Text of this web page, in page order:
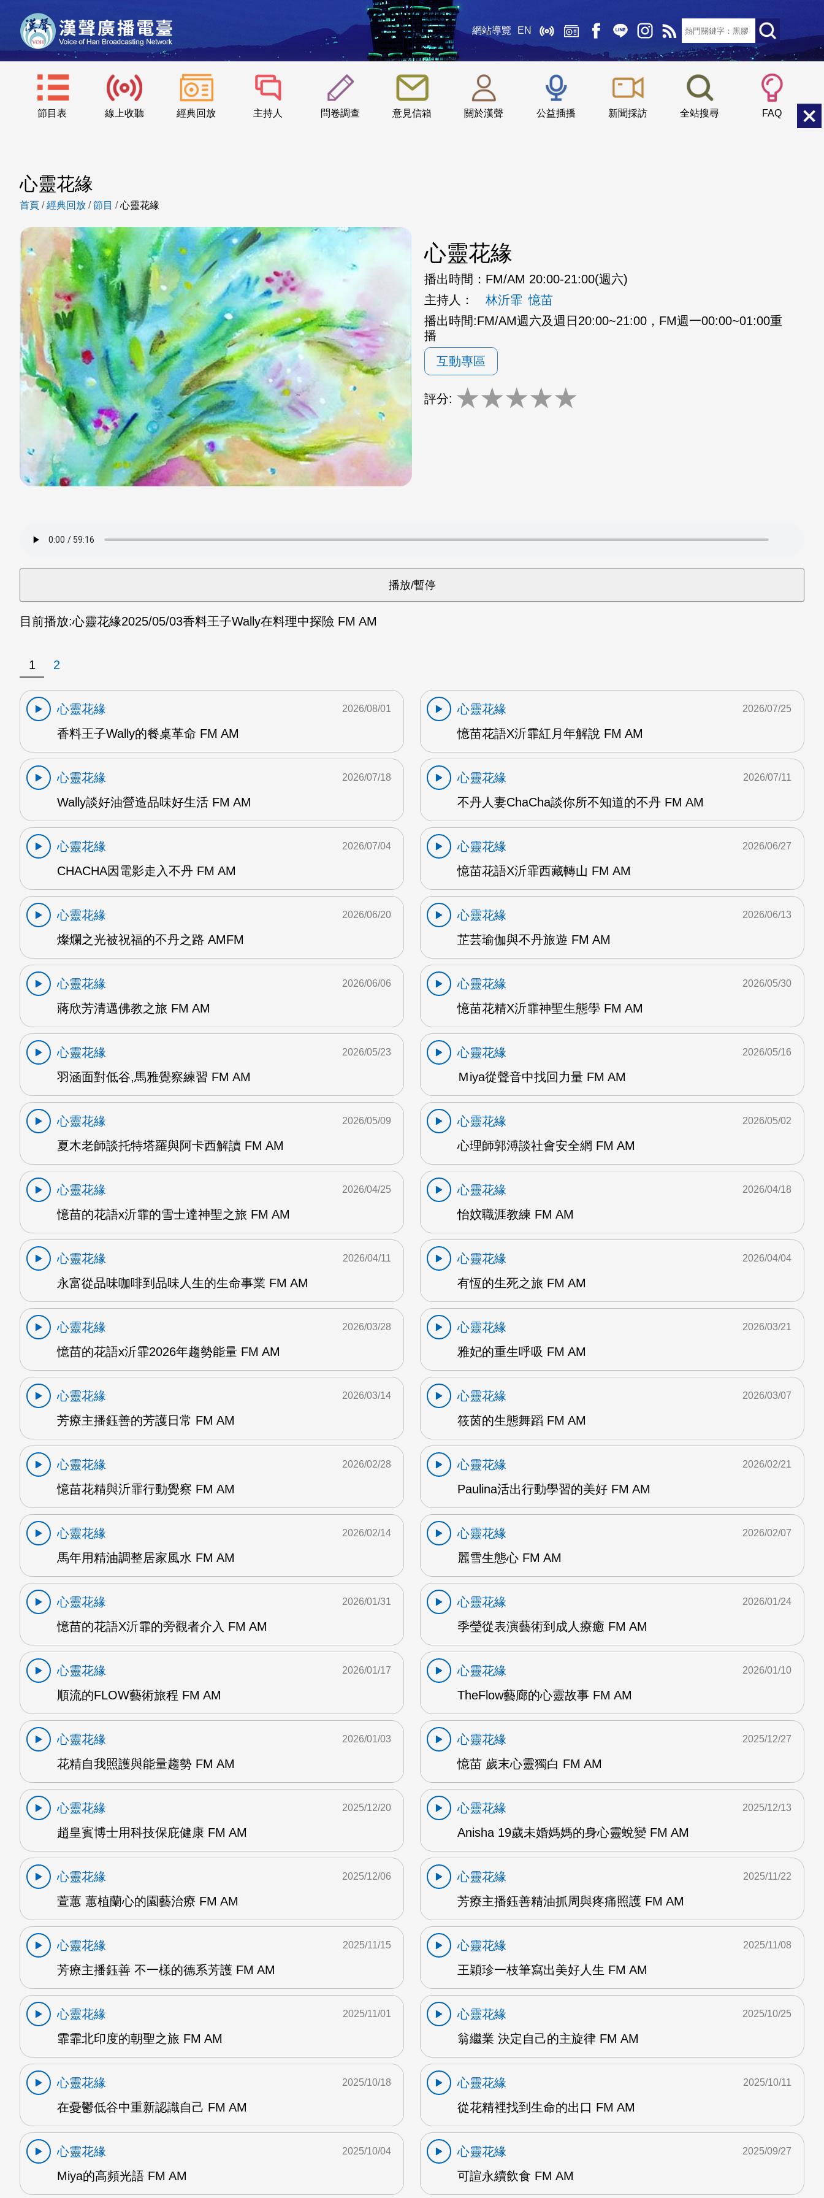
網站導覽 EN
節目表 線上收聽 經典回放 主持人 問卷調查 意見信箱 關於漢聲 公益插播 新聞採訪 全站搜尋 FAQ
::: 小 中
心靈花緣
首頁 /經典回放 /節目 /心靈花緣
心靈花緣
播出時間： FM/AM 20:00-21:00(週六)
主持人：
林沂霏 憶苗
播出時間:FM/AM週六及週日20:00~21:00，FM週一00:00~01:00重
播
互動專區
評分: ★★★★★
目前播放:心靈花緣2025/05/03香料王子Wally在料理中探險 FM AM
1 2
心靈花緣
香料王子Wally的餐桌革命 FM AM
2026/08/01
心靈花緣
憶苗花語X沂霏紅月年解說 FM AM
2026/07/25
心靈花緣
Wally談好油營造品味好生活 FM AM
2026/07/18
心靈花緣
不丹人妻ChaCha談你所不知道的不丹 FM AM
2026/07/11
心靈花緣
CHACHA因電影走入不丹 FM AM
2026/07/04
心靈花緣
憶苗花語X沂霏西藏轉山 FM AM
2026/06/27
心靈花緣
燦爛之光被祝福的不丹之路 AMFM
2026/06/20
心靈花緣
芷芸瑜伽與不丹旅遊 FM AM
2026/06/13
心靈花緣
蔣欣芳清邁佛教之旅 FM AM
2026/06/06
心靈花緣
憶苗花精X沂霏神聖生態學 FM AM
2026/05/30
心靈花緣
羽涵面對低谷,馬雅覺察練習 FM AM
2026/05/23
心靈花緣
Ｍiya從聲音中找回力量 FM AM
2026/05/16
心靈花緣
夏木老師談托特塔羅與阿卡西解讀 FM AM
2026/05/09
心靈花緣
心理師郭溥談社會安全網 FM AM
2026/05/02
心靈花緣
憶苗的花語x沂霏的雪士達神聖之旅 FM AM
2026/04/25
心靈花緣
怡妏職涯教練 FM AM
2026/04/18
心靈花緣
永富從品味咖啡到品味人生的生命事業 FM AM
2026/04/11
心靈花緣
有恆的生死之旅 FM AM
2026/04/04
心靈花緣
憶苗的花語x沂霏2026年趨勢能量 FM AM
2026/03/28
心靈花緣
雅妃的重生呼吸 FM AM
2026/03/21
心靈花緣
芳療主播鈺善的芳護日常 FM AM
2026/03/14
心靈花緣
筱茵的生態舞蹈 FM AM
2026/03/07
心靈花緣
憶苗花精與沂霏行動覺察 FM AM
2026/02/28
心靈花緣
Paulina活出行動學習的美好 FM AM
2026/02/21
心靈花緣
馬年用精油調整居家風水 FM AM
2026/02/14
心靈花緣
麗雪生態心 FM AM
2026/02/07
心靈花緣
憶苗的花語X沂霏的旁觀者介入 FM AM
2026/01/31
心靈花緣
季瑩從表演藝術到成人療癒 FM AM
2026/01/24
心靈花緣
順流的FLOW藝術旅程 FM AM
2026/01/17
心靈花緣
TheFlow藝廊的心靈故事 FM AM
2026/01/10
心靈花緣
花精自我照護與能量趨勢 FM AM
2026/01/03
心靈花緣
憶苗 歲末心靈獨白 FM AM
2025/12/27
心靈花緣
趙皇賓博士用科技保庇健康 FM AM
2025/12/20
心靈花緣
Anisha 19歲未婚媽媽的身心靈蛻變 FM AM
2025/12/13
心靈花緣
萱蕙 蕙植蘭心的園藝治療 FM AM
2025/12/06
心靈花緣
芳療主播鈺善精油抓周與疼痛照護 FM AM
2025/11/22
心靈花緣
芳療主播鈺善 不一樣的德系芳護 FM AM
2025/11/15
心靈花緣
王穎珍一枝筆寫出美好人生 FM AM
2025/11/08
心靈花緣
霏霏北印度的朝聖之旅 FM AM
2025/11/01
心靈花緣
翁繼業 決定自己的主旋律 FM AM
2025/10/25
心靈花緣
在憂鬱低谷中重新認識自己 FM AM
2025/10/18
心靈花緣
從花精裡找到生命的出口 FM AM
2025/10/11
心靈花緣
Miya的高頻光語 FM AM
2025/10/04
心靈花緣
可諠永續飲食 FM AM
2025/09/27